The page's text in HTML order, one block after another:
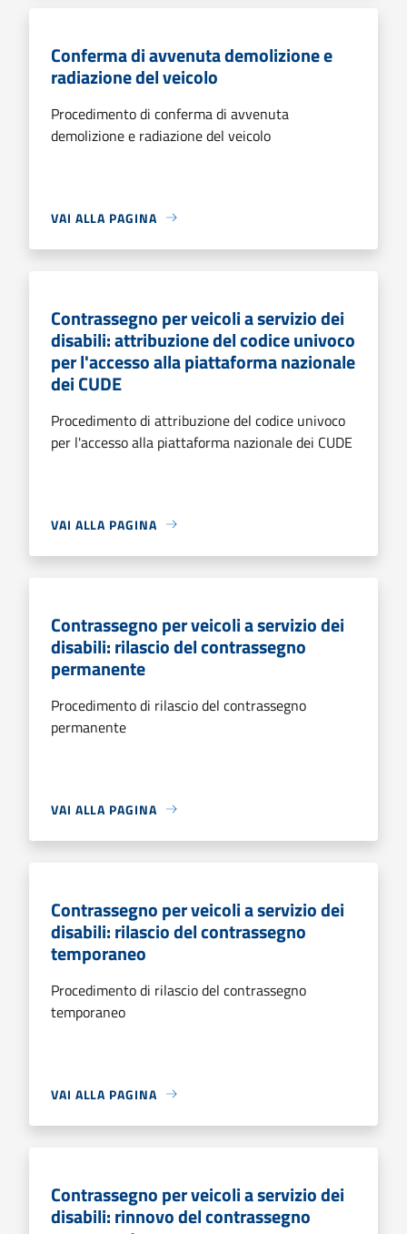
Conferma di avvenuta demolizione e
radiazione del veicolo
Procedimento di conferma di avvenuta
demolizione e radiazione del veicolo
VAI ALLA PAGINA
Contrassegno per veicoli a servizio dei
disabili: attribuzione del codice univoco
per l'accesso alla piattaforma nazionale
dei CUDE
Procedimento di attribuzione del codice univoco
per l'accesso alla piattaforma nazionale dei CUDE
VAI ALLA PAGINA
Contrassegno per veicoli a servizio dei
disabili: rilascio del contrassegno
permanente
Procedimento di rilascio del contrassegno
permanente
VAI ALLA PAGINA
Contrassegno per veicoli a servizio dei
disabili: rilascio del contrassegno
temporaneo
Procedimento di rilascio del contrassegno
temporaneo
VAI ALLA PAGINA
Contrassegno per veicoli a servizio dei
disabili: rinnovo del contrassegno